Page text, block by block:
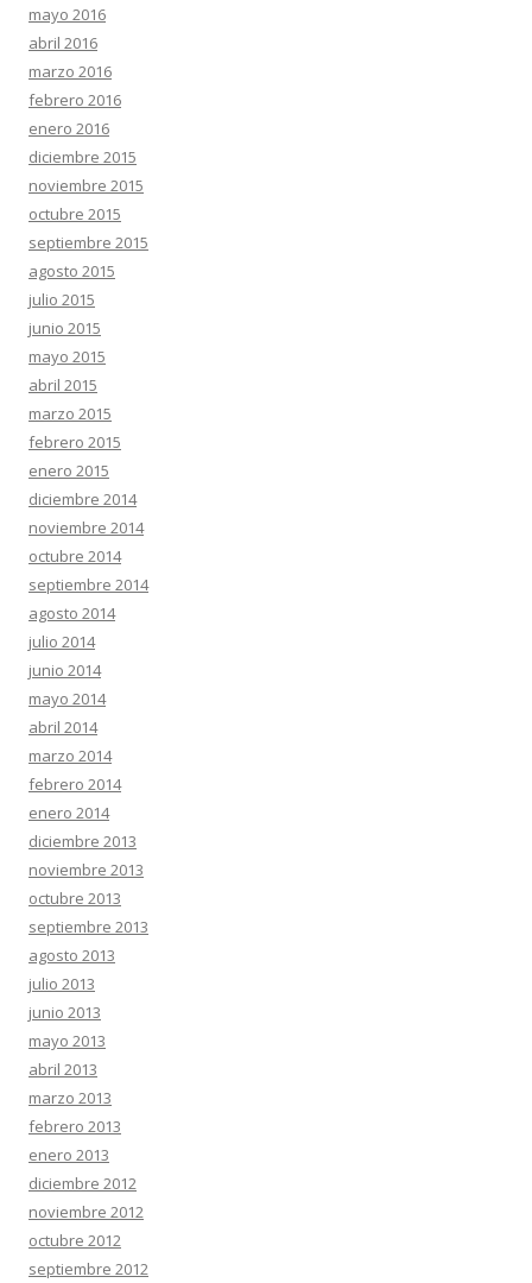
mayo 2016
abril 2016
marzo 2016
febrero 2016
enero 2016
diciembre 2015
noviembre 2015
octubre 2015
septiembre 2015
agosto 2015
julio 2015
junio 2015
mayo 2015
abril 2015
marzo 2015
febrero 2015
enero 2015
diciembre 2014
noviembre 2014
octubre 2014
septiembre 2014
agosto 2014
julio 2014
junio 2014
mayo 2014
abril 2014
marzo 2014
febrero 2014
enero 2014
diciembre 2013
noviembre 2013
octubre 2013
septiembre 2013
agosto 2013
julio 2013
junio 2013
mayo 2013
abril 2013
marzo 2013
febrero 2013
enero 2013
diciembre 2012
noviembre 2012
octubre 2012
septiembre 2012